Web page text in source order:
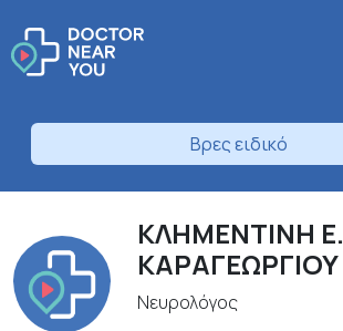
Βρες ειδικό
ΚΛΗΜΕΝΤΙΝΗ Ε.
ΚΑΡΑΓΕΩΡΓΙΟΥ
Νευρολόγος